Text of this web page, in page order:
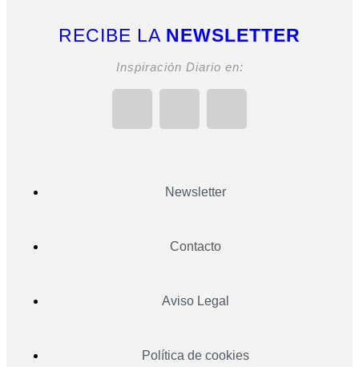
RECIBE LA NEWSLETTER
Inspiración Diario en:
Newsletter
Contacto
Aviso Legal
Política de cookies